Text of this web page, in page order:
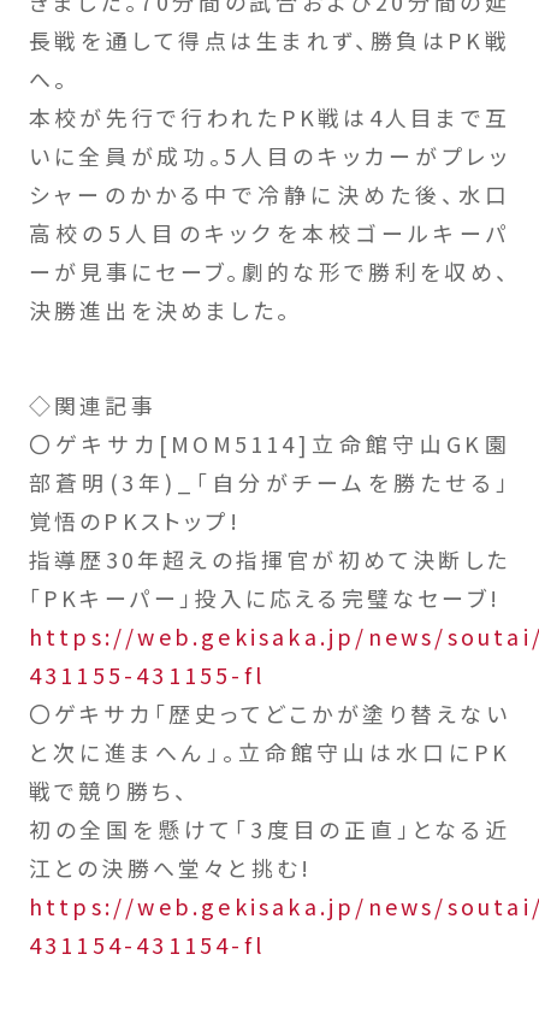
長戦を通して得点は生まれず、勝負はPK戦
へ。
本校が先行で行われたPK戦は4人目まで互
いに全員が成功。5人目のキッカーがプレッ
シャーのかかる中で冷静に決めた後、水口
高校の5人目のキックを本校ゴールキーパ
ーが見事にセーブ。劇的な形で勝利を収め、
決勝進出を決めました。
◇関連記事
〇ゲキサカ[MOM5114]立命館守山GK園
部蒼明(3年)_「自分がチームを勝たせる」
覚悟のPKストップ!
指導歴30年超えの指揮官が初めて決断した
「PKキーパー」投入に応える完璧なセーブ!
https://web.gekisaka.jp/news/
431155-431155-fl
〇ゲキサカ「歴史ってどこかが塗り替えない
と次に進まへん」。立命館守山は水口にPK
戦で競り勝ち、
初の全国を懸けて「3度目の正直」となる近
江との決勝へ堂々と挑む!
https://web.gekisaka.jp/news/
431154-431154-fl